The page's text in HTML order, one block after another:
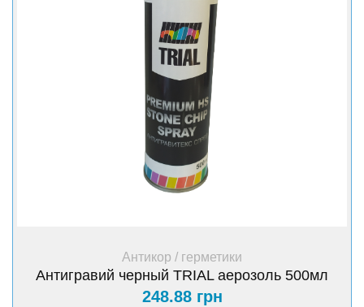
+ Купить
Антикор / герметики
Антигравий черный TRIAL аерозоль 500мл
248.88 грн